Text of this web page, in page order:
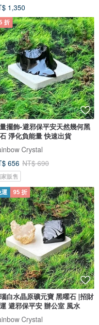
1,350
折
擺飾-避邪保平安天然幾何黑
淨化負能量 快速出貨
Crystal
656 NT$ 690
販售
運 95 折
白水晶原礦元寶 黑曜石 |招財
避邪保平安 辦公室 風水
Crystal